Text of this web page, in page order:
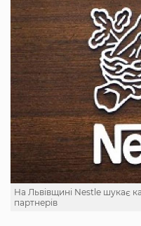
На Львівщині Nestlе шукає
партнерів